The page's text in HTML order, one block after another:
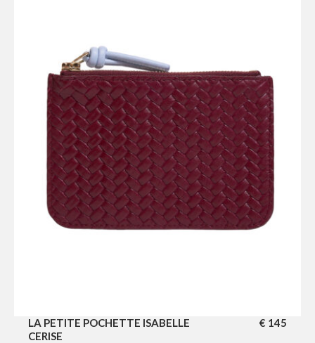
LA PETITE POCHETTE ISABELLE
CERISE
€ 145